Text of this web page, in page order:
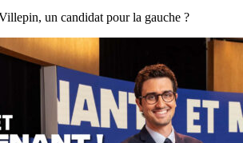
un candidat pour la gauche ?